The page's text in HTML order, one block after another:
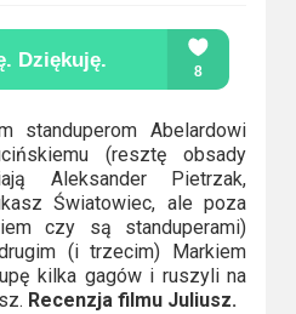
standuperom Abelardowi
(resztę obsady
Aleksander Pietrzak,
Światowiec, ale poza
czy są standuperami)
(i trzecim) Markiem
kilka gagów i ruszyli na
Recenzja filmu Juliusz.